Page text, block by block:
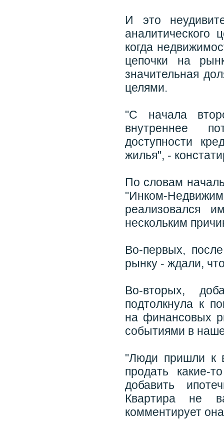
И это
когда
цепочки на
значительная
целями.
"С начала
внутреннее
доступности
жилья", -
По словам
"Инком-
реализовался
нескольким
Во-первых,
рынку - ждали,
Во-вторых,
подтолкнула к
на финансовых
событиями в
"Люди пришли к
продать какие-
добавить
Квартира не
комментирует